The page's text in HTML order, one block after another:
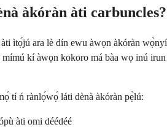
àkóràn àti carbuncles?
ìtọ́jú ara lè dín ewu àwọn àkóràn wọ̀nyí
kí àwọn kokoro má bàa wọ inú irun
tí ń rànlọ́wọ́ láti dènà àkóràn pẹ̀lú:
àti omi déédéé